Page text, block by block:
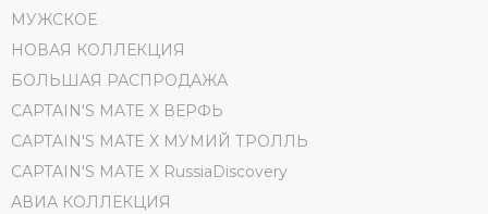
МУЖСКОЕ
НОВАЯ КОЛЛЕКЦИЯ
БОЛЬШАЯ РАСПРОДАЖА
CAPTAIN'S MATE X ВЕРФЬ
CAPTAIN'S MATE Х МУМИЙ ТРОЛЛЬ
CAPTAIN'S MATE X RussiaDiscovery
АВИА КОЛЛЕКЦИЯ